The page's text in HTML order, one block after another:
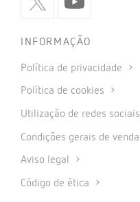
INFORMAÇÃO
Política de privacidade
Política de cookies
Utilização de redes sociais
Condições gerais de venda
Aviso legal
Código de ética